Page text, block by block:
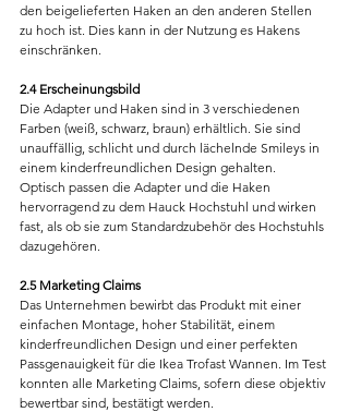
den beigelieferten Haken an den anderen Stellen
zu hoch ist. Dies kann in der Nutzung es Hakens
einschränken.
2.4 Erscheinungsbild
Die Adapter und Haken sind in 3 verschiedenen
Farben (weiß, schwarz, braun) erhältlich. Sie sind
unauffällig, schlicht und durch lächelnde Smileys in
einem kinderfreundlichen Design gehalten.
Optisch passen die Adapter und die Haken
hervorragend zu dem Hauck Hochstuhl und wirken
fast, als ob sie zum Standardzubehör des Hochstuhls
dazugehören.
2.5 Marketing Claims
Das Unternehmen bewirbt das Produkt mit einer
einfachen Montage, hoher Stabilität, einem
kinderfreundlichen Design und einer perfekten
Passgenauigkeit für die Ikea Trofast Wannen. Im Test
konnten alle Marketing Claims, sofern diese objektiv
bewertbar sind, bestätigt werden.